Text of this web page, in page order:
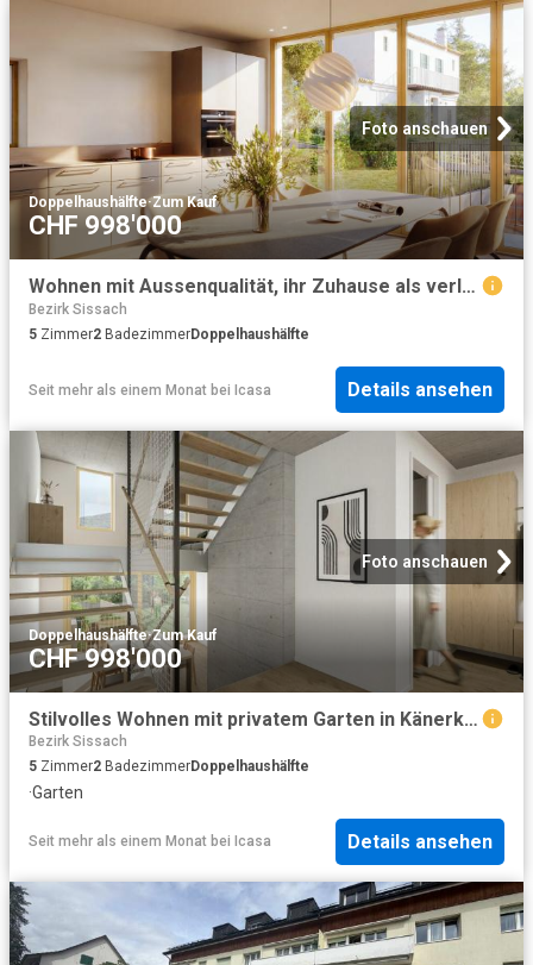
Foto anschauen
Doppelhaushälfte·Zum Kauf
CHF 998'000
Wohnen mit Aussenqualität, ihr Zuhause als verlängerter Lebensraum Haus C
Bezirk Sissach
5 Zimmer2 BadezimmerDoppelhaushälfte
Seit mehr als einem Monat bei Icasa Details ansehen
Foto anschauen
Doppelhaushälfte·Zum Kauf
CHF 998'000
Stilvolles Wohnen mit privatem Garten in Känerkinden zu verkaufen Haus D
Bezirk Sissach
5 Zimmer2 BadezimmerDoppelhaushälfte
·Garten
Seit mehr als einem Monat bei Icasa Details ansehen